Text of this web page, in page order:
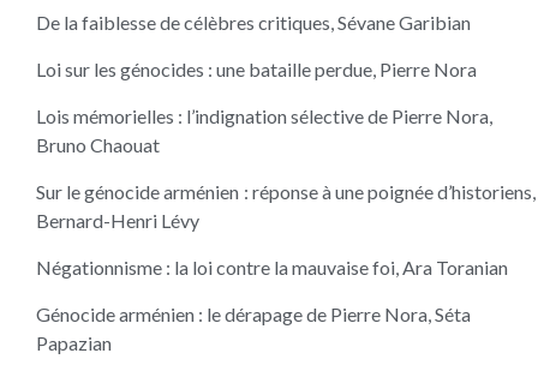
De la faiblesse de célèbres critiques, Sévane Garibian
Loi sur les génocides : une bataille perdue, Pierre Nora
Lois mémorielles : l’indignation sélective de Pierre Nora,
Bruno Chaouat
Sur le génocide arménien : réponse à une poignée d’historiens,
Bernard-Henri Lévy
Négationnisme : la loi contre la mauvaise foi, Ara Toranian
Génocide arménien : le dérapage de Pierre Nora, Séta
Papazian